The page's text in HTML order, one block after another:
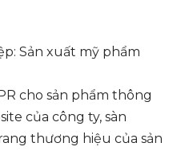
Sản xuất mỹ phẩm
cho sản phẩm thông
của công ty, sàn
thương hiệu của sản